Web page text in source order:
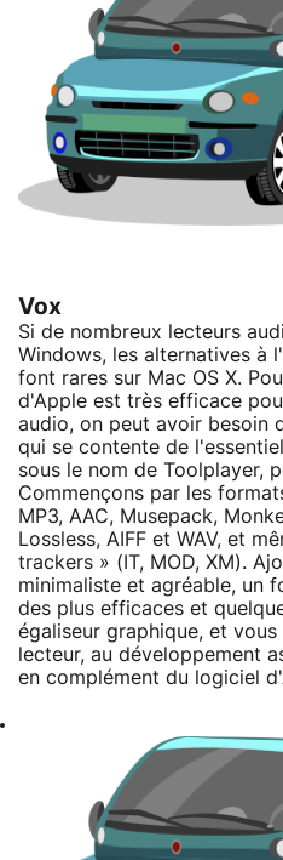
Vox
Si de nombreux lecteurs
Windows, les alternatives à
font rares sur Mac OS X.
d'Apple est très efficace
audio, on peut avoir besoin
qui se contente de
sous le nom de Toolplayer,
Commençons par les
MP3, AAC, Musepack,
Lossless, AIFF et WAV, et
trackers » (IT, MOD, XM).
minimaliste et agréable, un
des plus efficaces et
égaliseur graphique, et
lecteur, au développement
en complément du logiciel